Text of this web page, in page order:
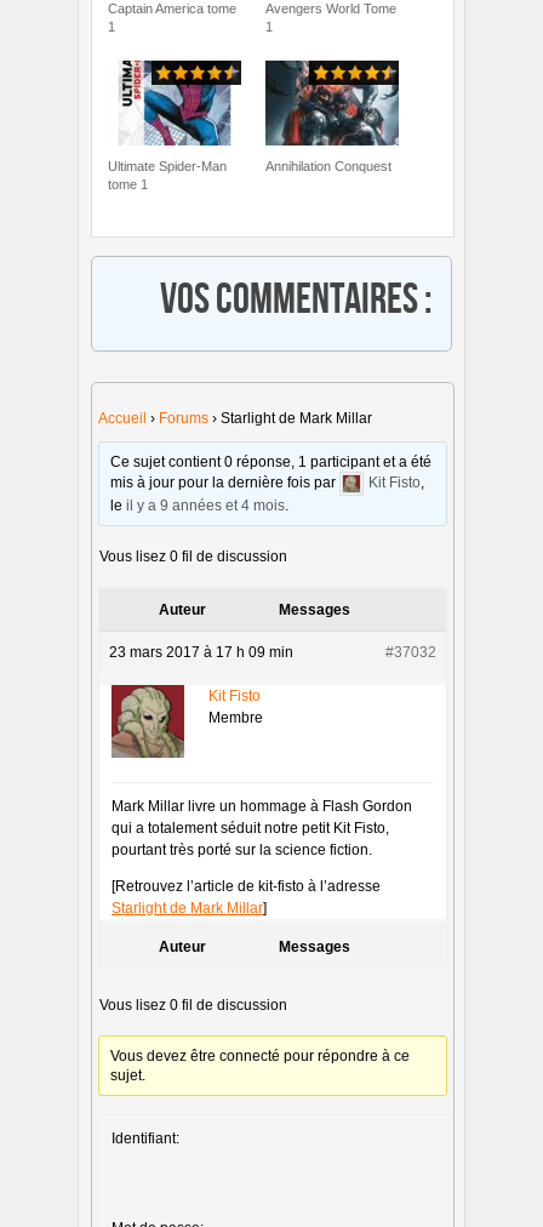
Captain America tome
1
Avengers World Tome
1
Ultimate Spider-Man
tome 1
Annihilation Conquest
Vos commentaires :
Accueil › Forums › Starlight de Mark Millar
Ce sujet contient 0 réponse, 1 participant et a été
mis à jour pour la dernière fois par
Kit Fisto,
leil y a 9 années et 4 mois
Vous lisez 0 fil de discussion
Auteur Messages
23 mars 2017 à 17 h 09 min #37032
Kit Fisto
Membre
Mark Millar livre un hommage à Flash Gordon
qui a totalement séduit notre petit Kit Fisto,
pourtant très porté sur la science fiction.
[Retrouvez l’article de kit-fisto à l’adresse
Starlight de Mark Millar]
Auteur Messages
Vous lisez 0 fil de discussion
Vous devez être connecté pour répondre à ce
sujet.
Identifiant: